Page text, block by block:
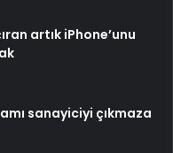
artık iPhone’unu
sanayiciyi çıkmaza